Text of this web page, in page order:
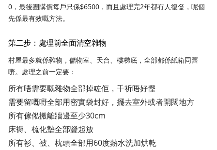
0，最後團購價每戶只係$6500，而且處理完2年都冇人復發，呢個
先係最有效嘅方法。
第二步：處理前全面清空雜物
村屋最多就係雜物，儲物室、天台、樓梯底，全部都係紙箱同舊
嘢。處理之前一定要：
所有唔需要嘅雜物全部掉咗佢，千祈唔好慳
需要留嘅嘢全部用密實袋封好，擺去室外或者開闊地方
所有傢俬搬離牆邊至少30cm
床褥、梳化墊全部豎起放
所有衫、被、枕頭全部用60度熱水洗加烘乾